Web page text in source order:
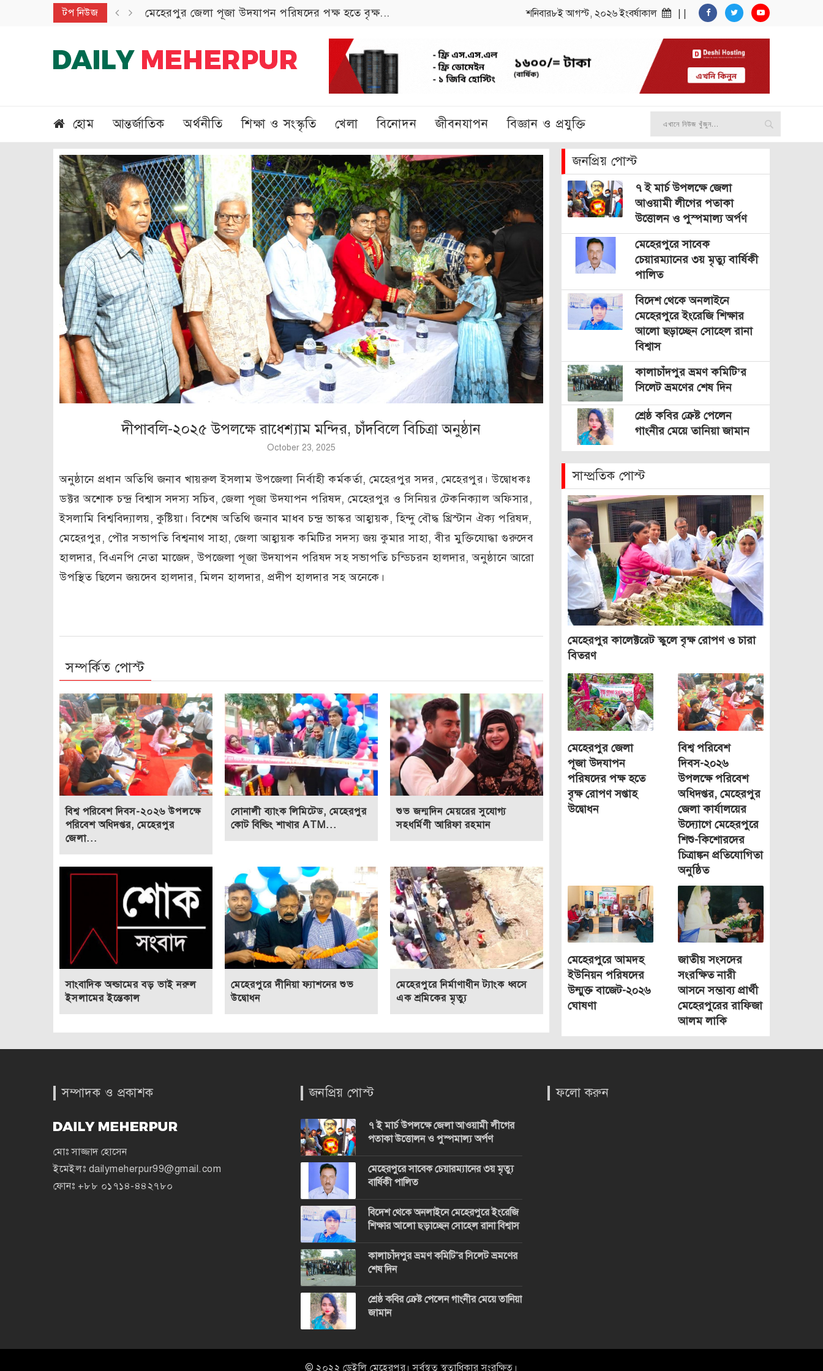
টপ নিউজ শনিবার৮ই আগস্ট, ২০২৬ ইংবর্ষাকাল
মেহেরপুর জেলা পূজা উদযাপন পরিষদের পক্ষ হতে বৃক্ষ...
হোম আন্তর্জাতিক অর্থনীতি শিক্ষা ও সংস্কৃতি খেলা বিনোদন জীবনযাপন বিজ্ঞান ও প্রযুক্তি
দীপাবলি-২০২৫ উপলক্ষে রাধেশ্যাম মন্দির, চাঁদবিলে বিচিত্রা অনুষ্ঠান
October 23, 2025
অনুষ্ঠানে প্রধান অতিথি জনাব খায়রুল ইসলাম উপজেলা নির্বাহী কর্মকর্তা, মেহেরপুর সদর, মেহেরপুর। উদ্বোধকঃ
ডক্টর অশোক চন্দ্র বিশ্বাস সদস্য সচিব, জেলা পূজা উদযাপন পরিষদ, মেহেরপুর ও সিনিয়র টেকনিক্যাল অফিসার,
ইসলামি বিশ্ববিদ্যালয়, কুষ্টিয়া। বিশেষ অতিথি জনাব মাধব চন্দ্র ভাস্কর আহ্বায়ক, হিন্দু বৌদ্ধ খ্রিস্টান ঐক্য পরিষদ,
মেহেরপুর, পৌর সভাপতি বিশ্বনাথ সাহা, জেলা আহ্বায়ক কমিটির সদস্য জয় কুমার সাহা, বীর মুক্তিযোদ্ধা গুরুদেব
হালদার, বিএনপি নেতা মাজেদ, উপজেলা পূজা উদযাপন পরিষদ সহ সভাপতি চন্ডিচরন হালদার, অনুষ্ঠানে আরো
উপস্থিত ছিলেন জয়দেব হালদার, মিলন হালদার, প্রদীপ হালদার সহ অনেকে।
সম্পর্কিত পোস্ট
বিশ্ব পরিবেশ দিবস-২০২৬ উপলক্ষে
পরিবেশ অধিদপ্তর, মেহেরপুর
জেলা...
সোনালী ব্যাংক লিমিটেড, মেহেরপুর
কোট বিল্ডিং শাখার ATM...
শুভ জন্ম‌দিন মেয়রের সুযোগ্য
সহধর্মিণী আরিফা রহমান
সাংবাদিক অল্ডামের বড় ভাই নরুল
ইসলামের ইন্তেকাল
মেহেরপুরে দীনিয়া ফ্যাশনের শুভ
উদ্বোধন
মেহেরপুরে নির্মাণাধীন ট্যাংক ধ্বসে
এক শ্রমিকের মৃত্যু
জনপ্রিয় পোস্ট
৭ ই মার্চ উপলক্ষে জেলা
আওয়ামী লীগের পতাকা
উত্তোলন ও পুস্পমাল্য অর্পণ
মেহেরপুরে সাবেক
চেয়ারম্যানের ৩য় মৃত্যু বার্ষিকী
পালিত
বিদেশ থেকে অনলাইনে
মেহেরপুরে ইংরেজি শিক্ষার
আলো ছড়াচ্ছেন সোহেল রানা
বিশ্বাস
কালাচাঁদপুর ভ্রমণ কমিটি’র
সিলেট ভ্রমণের শেষ দিন
শ্রেষ্ঠ কবির ক্রেষ্ট পেলেন
গাংনীর মেয়ে তানিয়া জামান
সাম্প্রতিক পোস্ট
মেহেরপুর কালেক্টরেট স্কুলে বৃক্ষ রোপণ ও চারা
বিতরণ
মেহেরপুর জেলা
পূজা উদযাপন
পরিষদের পক্ষ হতে
বৃক্ষ রোপণ সপ্তাহ
উদ্বোধন
বিশ্ব পরিবেশ
দিবস-২০২৬
উপলক্ষে পরিবেশ
অধিদপ্তর, মেহেরপুর
জেলা কার্যালয়ের
উদ্যোগে মেহেরপুরে
শিশু-কিশোরদের
চিত্রাঙ্কন প্রতিযোগিতা
অনুষ্ঠিত
মেহেরপুরে আমদহ
ইউনিয়ন পরিষদের
উন্মুক্ত বাজেট-২০২৬
ঘোষণা
জাতীয় সংসদের
সংরক্ষিত নারী
আসনে সম্ভাব্য প্রার্থী
মেহেরপুরের রাফিজা
আলম লাকি
সম্পাদক ও প্রকাশক
মোঃ সাজ্জাদ হোসেন
ইমেইলঃ dailymeherpur99@gmail.com
ফোনঃ +৮৮ ০১৭১৪-৪৪২৭৮০
জনপ্রিয় পোস্ট
৭ ই মার্চ উপলক্ষে জেলা আওয়ামী লীগের
পতাকা উত্তোলন ও পুস্পমাল্য অর্পণ
মেহেরপুরে সাবেক চেয়ারম্যানের ৩য় মৃত্যু
বার্ষিকী পালিত
বিদেশ থেকে অনলাইনে মেহেরপুরে ইংরেজি
শিক্ষার আলো ছড়াচ্ছেন সোহেল রানা বিশ্বাস
কালাচাঁদপুর ভ্রমণ কমিটি’র সিলেট ভ্রমণের
শেষ দিন
শ্রেষ্ঠ কবির ক্রেষ্ট পেলেন গাংনীর মেয়ে তানিয়া
জামান
ফলো করুন
© ২০২২ ডেইলি মেহেরপুর। সর্বস্বত্ব স্বত্বাধিকার সংরক্ষিত।